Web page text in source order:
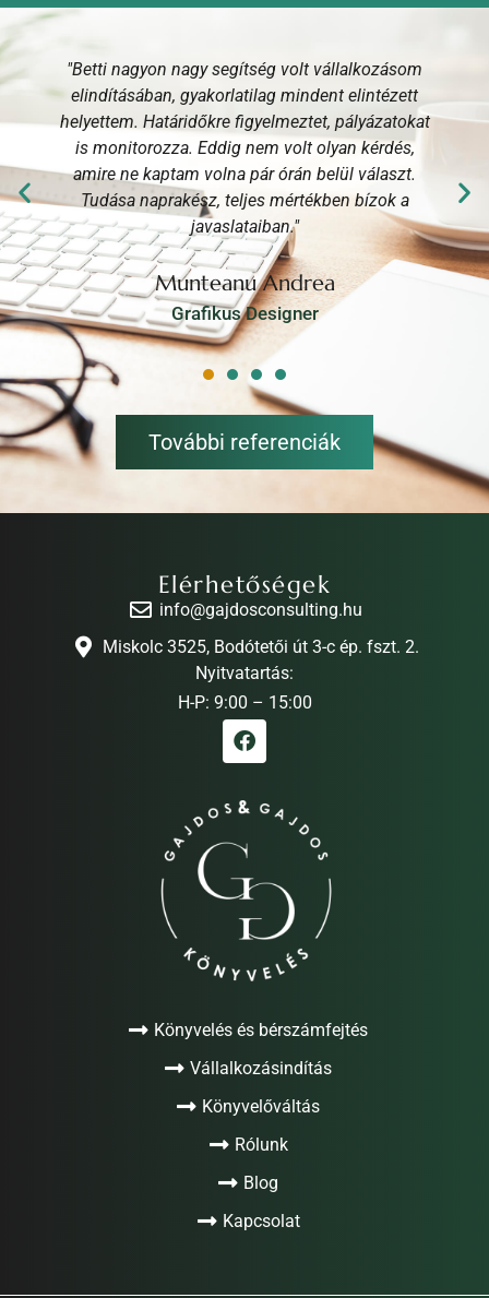
"Betti nagyon nagy segítség volt vállalkozásom
elindításában, gyakorlatilag mindent elintézett
helyettem. Határidőkre figyelmeztet, pályázatokat
is monitorozza. Eddig nem volt olyan kérdés,
amire ne kaptam volna pár órán belül választ.
Tudása naprakész, teljes mértékben bízok a
javaslataiban."
Munteanu Andrea
Grafikus Designer
További referenciák
Elérhetőségek
info@gajdosconsulting.hu
Miskolc 3525, Bodótetői út 3-c ép. fszt. 2.
Nyitvatartás:
H-P: 9:00 – 15:00
Könyvelés és bérszámfejtés
Vállalkozásindítás
Könyvelőváltás
Rólunk
Blog
Kapcsolat